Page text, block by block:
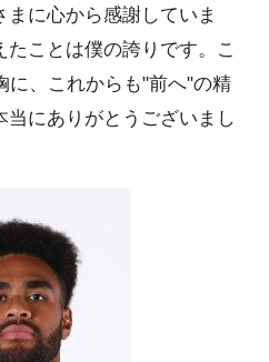
に心から感謝していま
ことは僕の誇りです。こ
に、これからも"前へ"の精
にありがとうございまし